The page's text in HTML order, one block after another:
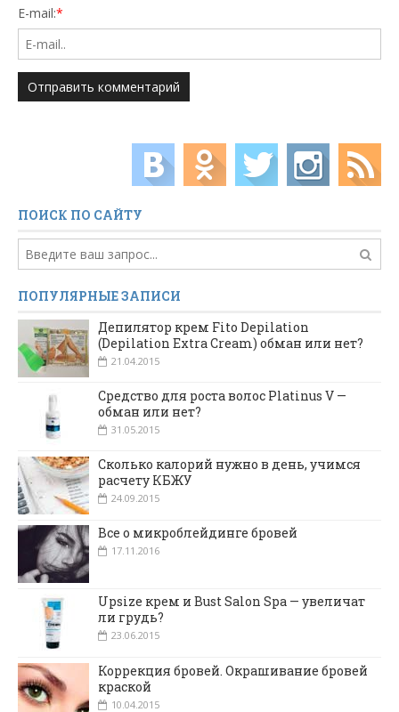
E-mail:*
ПОИСК ПО САЙТУ
ПОПУЛЯРНЫЕ ЗАПИСИ
Депилятор крем Fito Depilation
(Depilation Extra Cream) обман или нет?
21.04.2015
Средство для роста волос Platinus V —
обман или нет?
31.05.2015
Сколько калорий нужно в день, учимся
расчету КБЖУ
24.09.2015
Все о микроблейдинге бровей
17.11.2016
Upsize крем и Bust Salon Spa — увеличат
ли грудь?
23.06.2015
Коррекция бровей. Окрашивание бровей
краской
10.04.2015